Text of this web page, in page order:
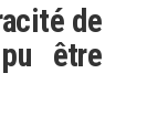
de
être